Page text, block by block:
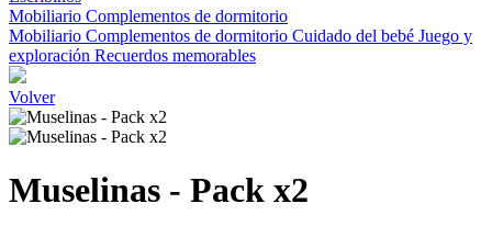
Mobiliario Complementos de dormitorio
Mobiliario Complementos de dormitorio Cuidado del bebé Juego y
exploración Recuerdos memorables
Volver
Muselinas - Pack x2